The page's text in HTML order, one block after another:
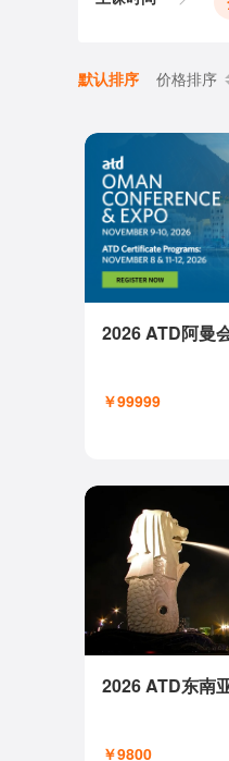
默认排序 价格排序
2026 ATD阿曼
￥99999
2026 ATD东南
￥9800